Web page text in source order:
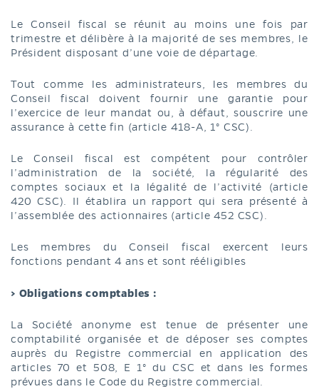
Le Conseil fiscal se réunit au moins une fois par
trimestre et délibère à la majorité de ses membres, le
Président disposant d’une voie de départage.
Tout comme les administrateurs, les membres du
Conseil fiscal doivent fournir une garantie pour
l’exercice de leur mandat ou, à défaut, souscrire une
assurance à cette fin (article 418-A, 1° CSC).
Le Conseil fiscal est compétent pour contrôler
l’administration de la société, la régularité des
comptes sociaux et la légalité de l’activité (article
420 CSC). Il établira un rapport qui sera présenté à
l’assemblée des actionnaires (article 452 CSC).
Les membres du Conseil fiscal exercent leurs
fonctions pendant 4 ans et sont rééligibles
> Obligations comptables :
La Société anonyme est tenue de présenter une
comptabilité organisée et de déposer ses comptes
auprès du Registre commercial en application des
articles 70 et 508, E 1° du CSC et dans les formes
prévues dans le Code du Registre commercial.